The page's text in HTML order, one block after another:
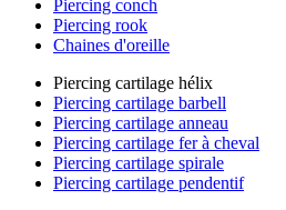
Piercing conch
Piercing rook
Chaines d'oreille
Piercing cartilage hélix
Piercing cartilage barbell
Piercing cartilage anneau
Piercing cartilage fer à cheval
Piercing cartilage spirale
Piercing cartilage pendentif